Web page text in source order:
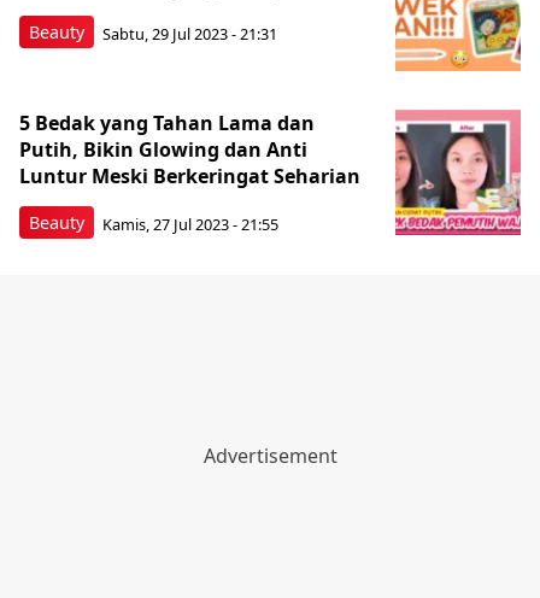
Beauty Sabtu, 29 Jul 2023 - 21:31
Beauty
5 Bedak yang Tahan Lama dan
Putih, Bikin Glowing dan Anti
Luntur Meski Berkeringat Seharian
Kamis, 27 Jul 2023 - 21:55